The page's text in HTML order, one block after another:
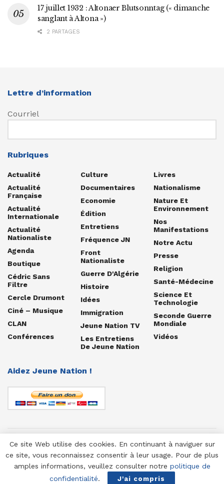
17 juillet 1932 : Altonaer Blutsonntag (« dimanche
sanglant à Altona »)
2 PARTAGES
Lettre d’information
Courriel
Rubriques
Actualité
Actualité
Française
Actualité
Internationale
Actualité
Nationaliste
Agenda
Boutique
Cédric Sans
Filtre
Cercle Drumont
Ciné – Musique
CLAN
Conférences
Culture
Documentaires
Economie
Édition
Entretiens
Fréquence JN
Front
Nationaliste
Guerre D'Algérie
Histoire
Idées
Immigration
Jeune Nation TV
Les Entretiens
De Jeune Nation
Livres
Nationalisme
Nature Et
Environnement
Nos
Manifestations
Notre Actu
Presse
Religion
Santé-Médecine
Science Et
Technologie
Seconde Guerre
Mondiale
Vidéos
Aidez Jeune Nation !
© 1958-2025 Jeune Nation
Ce site Web utilise des cookies. En continuant à naviguer sur
ce site, vous reconnaissez consentir à leur usage. Pour de plus
amples informations, veuillez consulter notre politique de
confidentialité. J'ai compris